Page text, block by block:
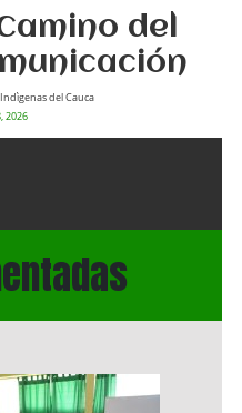
del
del Cauca
2026